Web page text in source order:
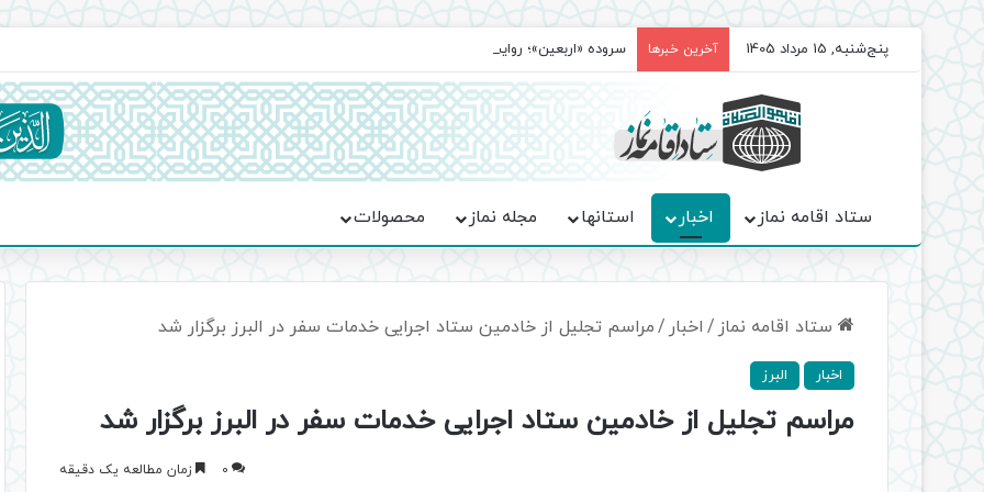
پنج‌شنبه, 15 مرداد 1405 آخرین خبرها سروده‌ «اربعین»؛ روایت حماسه، استقامت و تمدن‌سازی امت اسلامی
ستاد اقامه نماز اخبار استانها مجله نماز محصولات
ستاد اقامه نماز / اخبار /مراسم تجلیل از خادمین ستاد اجرایی خدمات سفر در البرز برگزار شد
اخبار البرز
مراسم تجلیل از خادمین ستاد اجرایی خدمات سفر در البرز برگزار شد
0 زمان مطالعه یک دقیقه